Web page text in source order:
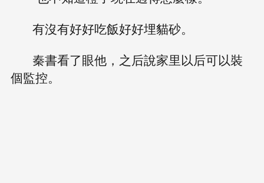
有沒有好好吃飯好好埋貓砂。
秦書看了眼他，之后說家里以后可以裝
個監控。